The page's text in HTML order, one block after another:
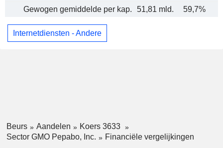
Gewogen gemiddelde per kap.
51,81 mld. 59,7%
Internetdiensten - Andere
Beurs Aandelen
Koers 3633
Sector GMO Pepabo, Inc.
Financiële vergelijkingen